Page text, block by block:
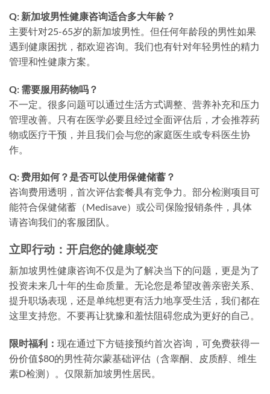
Q: 新加坡男性健康咨询适合多大年龄？
主要针对25-65岁的新加坡男性。但任何年龄段的男性如果
遇到健康困扰，都欢迎咨询。我们也有针对年轻男性的精力
管理和性健康方案。
Q: 需要服用药物吗？
不一定。很多问题可以通过生活方式调整、营养补充和压力
管理改善。只有在医学必要且经过全面评估后，才会推荐药
物或医疗干预，并且我们会与您的家庭医生或专科医生协
作。
Q: 费用如何？是否可以使用保健储蓄？
咨询费用透明，首次评估套餐具有竞争力。部分检测项目可
能符合保健储蓄（Medisave）或公司保险报销条件，具体
请咨询我们的客服团队。
立即行动：开启您的健康蜕变
新加坡男性健康咨询不仅是为了解决当下的问题，更是为了
投资未来几十年的生命质量。无论您是希望改善亲密关系、
提升职场表现，还是单纯想更有活力地享受生活，我们都在
这里支持您。不要再让犹豫和羞怯阻碍您成为更好的自己。
限时福利： 现在通过下方链接预约首次咨询，可免费获得一
份价值$80的男性荷尔蒙基础评估（含睾酮、皮质醇、维生
素D检测）。仅限新加坡男性居民。